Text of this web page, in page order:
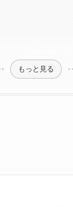
もっと見る